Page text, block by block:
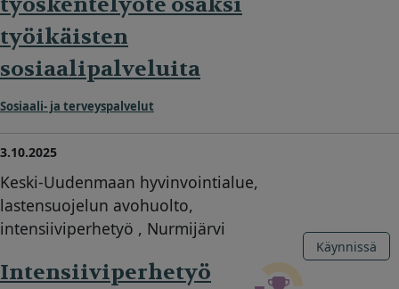
työikäisten
sosiaalipalveluita
Sosiaali- ja terveyspalvelut
3.10.2025
Keski-Uudenmaan hyvinvointialue,
lastensuojelun avohuolto,
intensiiviperhetyö , Nurmijärvi
Intensiiviperhetyö
Käynnissä